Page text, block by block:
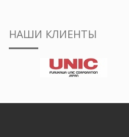
НАШИ КЛИЕНТЫ